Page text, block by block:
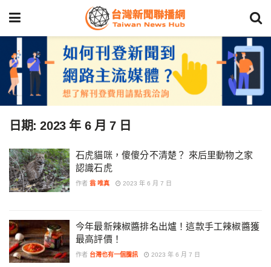
日期:2023 年 6 月 7 日
石虎貓咪，傻傻分不清楚？ 來后里動物之家
認識石虎
作者 翁 唯真 2023 年 6 月 7 日
今年最新辣椒醬排名出爐！這款手工辣椒醬獲
最高評價！
作者 台灣也有一個騰訊 2023 年 6 月 7 日